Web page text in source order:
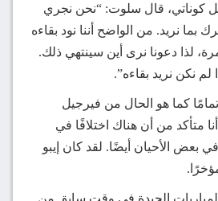
كوناتي، قال سلوت: “نحن نجري
بما نريد. من الواضح أننا نود بقاءه
لذا دعونا نرى أين سينتهي ذلك.
نكن نريد بقاءه”.
كما هو الحال من فيرجيل
متأكد من أن هناك اختلافًا في
بعض الأحيان أيضًا. لقد كان إيبو
الجيدة في وقت سابق من